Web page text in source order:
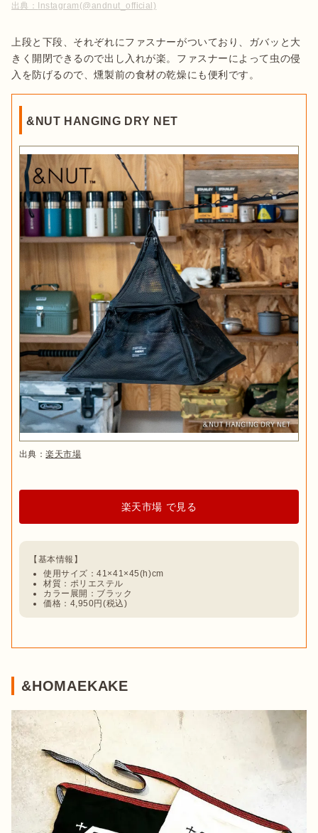
出典： Instagram(@andnut_official)
上段と下段、それぞれにファスナーがついており、ガバッと大
きく開閉できるので出し入れが楽。ファスナーによって虫の侵
入を防げるので、燻製前の食材の乾燥にも便利です。
&NUT HANGING DRY NET
出典：楽天市場
楽天市場 で見る
使用サイズ：41×41×45(h)cm
材質：ポリエステル
カラー展開：ブラック
価格：4,950円(税込)
&HOMAEKAKE